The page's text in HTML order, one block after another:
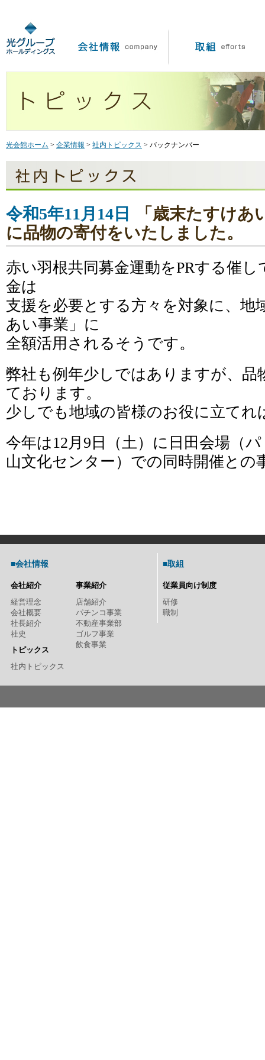
光会館ホーム > 企業情報 > 社内トピックス > バックナンバー
令和5年11月14日
「歳末たすけ
に品物の寄付をいたしました。
赤い羽根共同募金運動をPRする催
金は
支援を必要とする方々を対象に、地
あい事業」に
全額活用されるそうです。
弊社も例年少しではありますが、
ております。
少しでも地域の皆様のお役に立てれ
今年は12月9日（土）に日田会場（
山文化センター）での同時開催との
■会社情報
会社紹介
経営理念
会社概要
社長紹介
社史
トピックス
社内トピックス
事業紹介
店舗紹介
パチンコ事業
不動産事業部
ゴルフ事業
飲食事業
■取組
従業員向け制度
研修
職制